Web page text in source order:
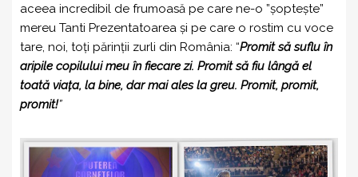
aceea incredibil de frumoasă pe care ne-o ”șoptește”
mereu Tanti Prezentatoarea și pe care o rostim cu voce
tare, noi, toți părinții zurli din România: “Promit să suflu în
aripile copilului meu în fiecare zi. Promit să fiu lângă el
toată viața, la bine, dar mai ales la greu. Promit, promit,
promit!”